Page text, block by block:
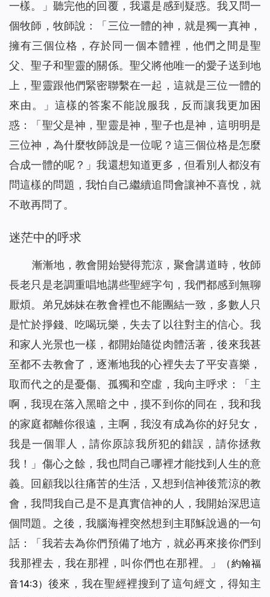
一樣。」聽完他的回覆，我還是感到疑惑。我又問一
個牧師，牧師說：「三位一體的神，就是獨一真神，
擁有三個位格，存於同一個本體裡，他們之間是聖
父、聖子和聖靈的關係。聖父將他唯一的愛子送到地
上，聖靈跟他們緊密聯繫在一起，這就是三位一體的
來由。」這樣的答案不能說服我，反而讓我更加困
惑：「聖父是神，聖靈是神，聖子也是神，這明明是
三位神，為什麼牧師說是一位呢？這三個位格是怎麼
合成一體的呢？」我還想知道更多，但看別人都沒有
問這樣的問題，我怕自己繼續追問會讓神不喜悅，就
不敢再問了。
迷茫中的呼求
漸漸地，教會開始變得荒涼，聚會講道時，牧師
長老只是老調重唱地講些聖經字句，我們都感到無聊
厭煩。弟兄姊妹在教會裡也不能團結一致，多數人只
是忙於掙錢、吃喝玩樂，失去了以往對主的信心。我
和家人光景也一樣，都開始隨從肉體活著，後來我甚
至都不去教會了，逐漸地我的心裡失去了平安喜樂，
取而代之的是憂傷、孤獨和空虛，我向主呼求：「主
啊，我現在落入黑暗之中，摸不到你的同在，我和我
的家庭都離你很遠，主啊，我沒有成為你的好兒女，
我是一個罪人，請你原諒我所犯的錯誤，請你拯救
我！」傷心之餘，我也問自己哪裡才能找到人生的意
義。回顧我以往痛苦的生活，又想到信神後荒涼的教
會，我問我自己是不是真實信神的人，我開始深思這
個問題。之後，我腦海裡突然想到主耶穌說過的一句
話：「 我若去為你們預備了地方，就必再來接你們到
我那裡去，我在那裡，叫你們也在那裡。
」
（約翰福
音14:3） 後來，我在聖經裡搜到了這句經文，得知主